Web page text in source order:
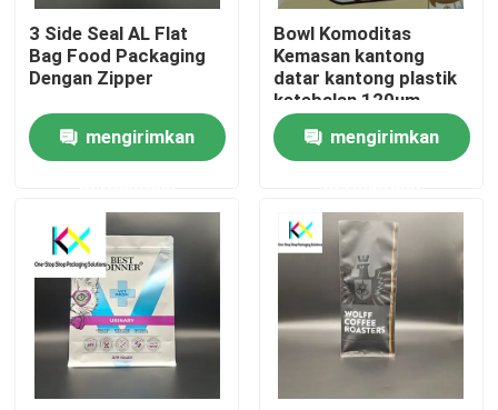
Rumah
Produk
3 Side Seal AL Flat
Bag Food Packaging
Dengan Zipper
mengirimkan
Bowl Komoditas
Kemasan kantong
datar kantong plastik
ketebalan 120um
mengirimkan